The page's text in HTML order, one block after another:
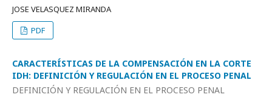
JOSE VELASQUEZ MIRANDA
PDF
CARACTERÍSTICAS DE LA COMPENSACIÓN EN LA CORTE
IDH: DEFINICIÓN Y REGULACIÓN EN EL PROCESO PENAL
DEFINICIÓN Y REGULACIÓN EN EL PROCESO PENAL